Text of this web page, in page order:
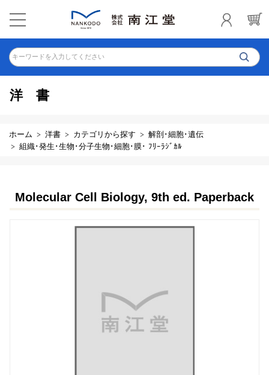
キーワードを入力してください
洋書
ホーム 洋書 カテゴリから探す
解剖･細胞･遺伝
組織･発生･生物･分子生物･細胞･膜･ ﾌﾘｰﾗｼﾞｶﾙ
Molecular Cell Biology, 9th ed. Paperback